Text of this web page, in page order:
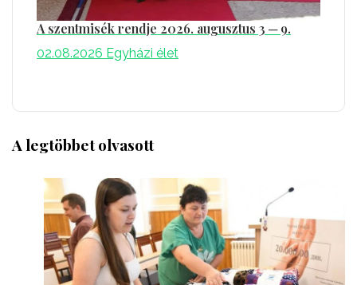
A szentmisék rendje 2026. augusztus 3 ─ 9.
02.08.2026 Egyházi élet
A legtöbbet olvasott